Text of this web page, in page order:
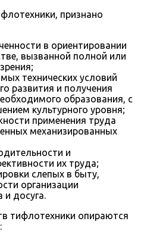
признано
в ориентировании
вызванной полной или
технических условий
развития и получения
образования, с
культурного уровня;
применения труда
механизированных
и
их труда;
слепых в быту,
организации
и досуга.
тифлотехники опираются